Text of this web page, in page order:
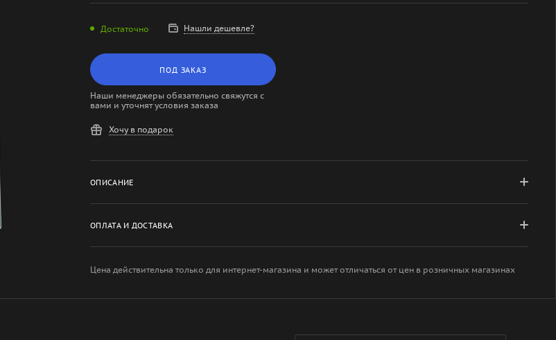
Достаточно Нашли дешевле?
ПОД ЗАКАЗ
Наши менеджеры обязательно свяжутся с
вами и уточнят условия заказа
Хочу в подарок
ОПИСАНИЕ
ОПЛАТА И ДОСТАВКА
Цена действительна только для интернет-магазина и может отличаться от цен в розничных магазинах